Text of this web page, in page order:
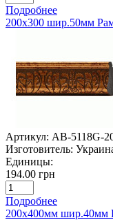
Подробнее
200х300 шир.50мм
Артикул: AB-5118G-
Изготовитель:
Единицы:
194.00 грн
Подробнее
200х400мм шир.40мм